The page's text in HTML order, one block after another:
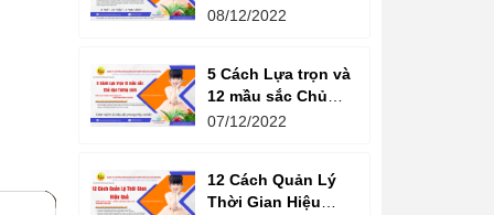
Bụng tể tướng có
08/12/2022
5 Cách Lựa trọn và
12 mầu sắc Chủ
đạo Tương sinh
năng lượng
07/12/2022
12 Cách Quản Lý
Thời Gian Hiệu